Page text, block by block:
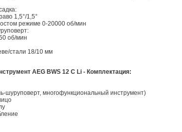
1,5°/1,5°
режиме 0-20000 об/мин
об/мин
стали 18/10 мм
AEG BWS 12 C Li - Комплектация:
шуруповерт, многофункциональный инструмент)